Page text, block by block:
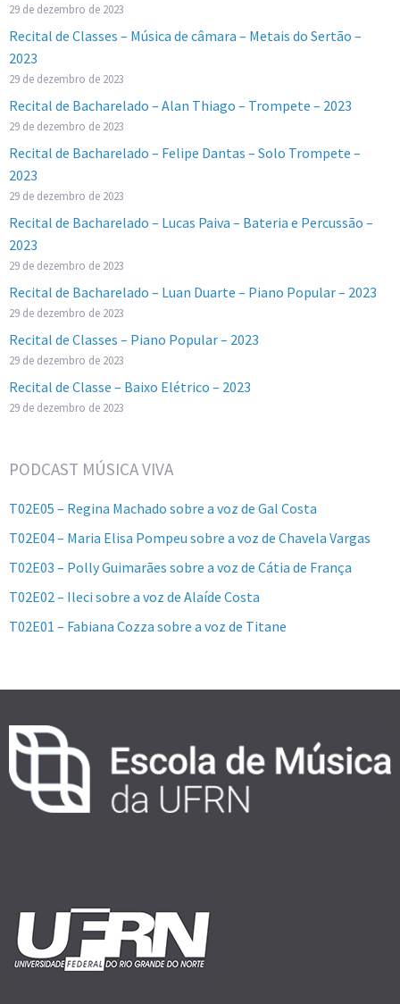
29 de dezembro de 2023
Recital de Classes – Música de câmara – Metais do Sertão –
2023
29 de dezembro de 2023
Recital de Bacharelado – Alan Thiago – Trompete – 2023
29 de dezembro de 2023
Recital de Bacharelado – Felipe Dantas – Solo Trompete –
2023
29 de dezembro de 2023
Recital de Bacharelado – Lucas Paiva – Bateria e Percussão –
2023
29 de dezembro de 2023
Recital de Bacharelado – Luan Duarte – Piano Popular – 2023
29 de dezembro de 2023
Recital de Classes – Piano Popular – 2023
29 de dezembro de 2023
Recital de Classe – Baixo Elétrico – 2023
29 de dezembro de 2023
PODCAST MÚSICA VIVA
T02E05 – Regina Machado sobre a voz de Gal Costa
T02E04 – Maria Elisa Pompeu sobre a voz de Chavela Vargas
T02E03 – Polly Guimarães sobre a voz de Cátia de França
T02E02 – Ileci sobre a voz de Alaíde Costa
T02E01 – Fabiana Cozza sobre a voz de Titane